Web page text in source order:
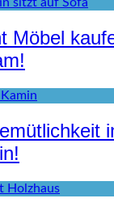
Möbel